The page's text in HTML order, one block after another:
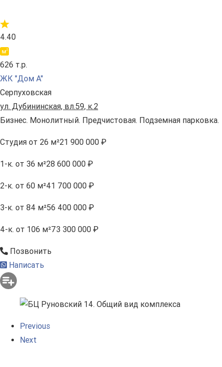
4.40
626 т.р.
ЖК "Дом А"
Серпуховская
ул. Дубининская, вл.59, к.2
Бизнес. Монолитный. Предчистовая. Подземная парковка.
Студия от 26 м²21 900 000 ₽
1-к. от 36 м²28 600 000 ₽
2-к. от 60 м²41 700 000 ₽
3-к. от 84 м²56 400 000 ₽
4-к. от 106 м²73 300 000 ₽
Позвонить
Написать
Previous
Next